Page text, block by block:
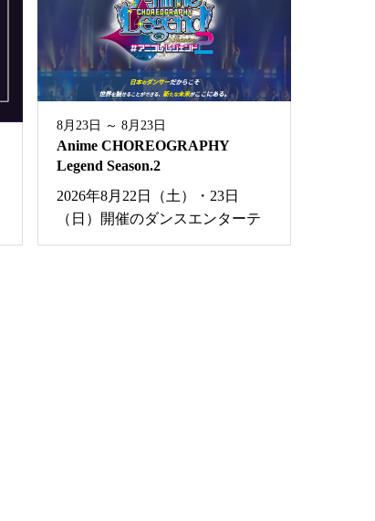
8月23日 ～ 8月23日
Anime CHOREOGRAPHY
Legend Season.2
2026年8月22日（土）・23日
（日）開催のダンスエンターテ...